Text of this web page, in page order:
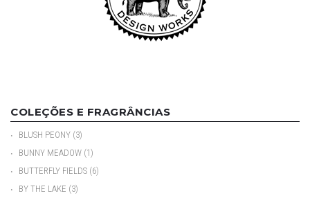
COLEÇÕES E FRAGRÂNCIAS
• BLUSH PEONY (3)
• BUNNY MEADOW (1)
• BUTTERFLY FIELDS (6)
• BY THE LAKE (3)